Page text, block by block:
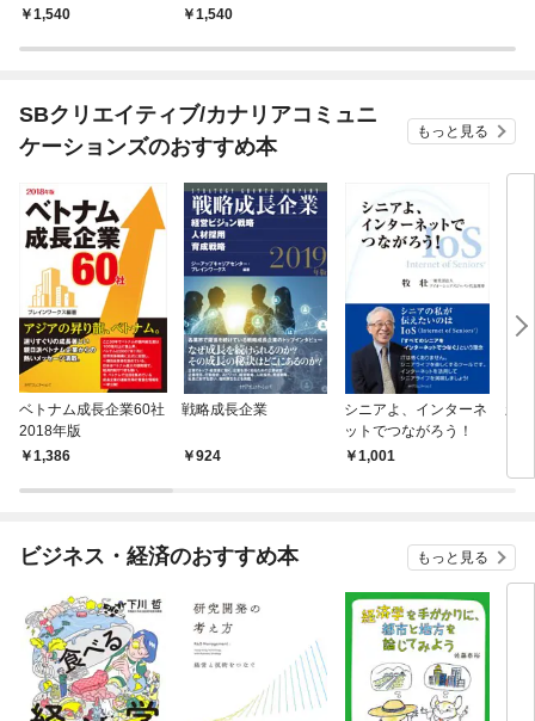
1,540
1,540
SBクリエイティブ/カナリアコミュニ
ケーションズのおすすめ本
もっと見る
ベトナム成長企業60社
2018年版
1,386
戦略成長企業
924
シニアよ、インターネ
ットでつながろう！
1,001
新
ビジネス・経済のおすすめ本 もっと見る